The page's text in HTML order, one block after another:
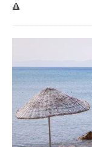
🔺